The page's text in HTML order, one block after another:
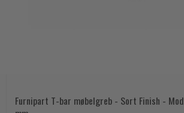
Furnipart T-bar møbelgreb - Sort Finish -